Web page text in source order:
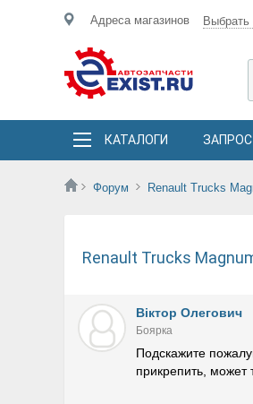
Адреса магазинов
КАТАЛОГИ ЗАПРОС
Форум Renault Trucks
Renault Trucks
Віктор Олегович
Боярка
Подскажите
прикрепить, может